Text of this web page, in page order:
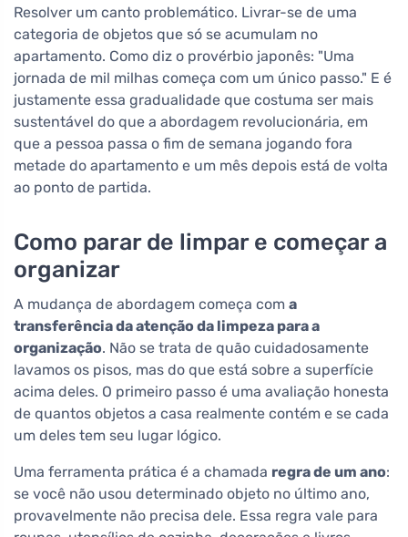
Resolver um canto problemático. Livrar-se de uma
categoria de objetos que só se acumulam no
apartamento. Como diz o provérbio japonês: "Uma
jornada de mil milhas começa com um único passo." E é
justamente essa gradualidade que costuma ser mais
sustentável do que a abordagem revolucionária, em
que a pessoa passa o fim de semana jogando fora
metade do apartamento e um mês depois está de volta
ao ponto de partida.
Como parar de limpar e começar a
organizar
A mudança de abordagem começa com a
transferência da atenção da limpeza para a
organização. Não se trata de quão cuidadosamente
lavamos os pisos, mas do que está sobre a superfície
acima deles. O primeiro passo é uma avaliação honesta
de quantos objetos a casa realmente contém e se cada
um deles tem seu lugar lógico.
Uma ferramenta prática é a chamada regra de um ano:
se você não usou determinado objeto no último ano,
provavelmente não precisa dele. Essa regra vale para